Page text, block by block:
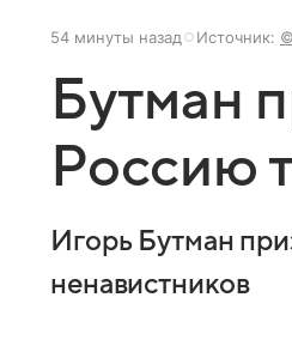
54 минуты назад Источник:
Бутман
Россию
Игорь Бутман
ненавистников